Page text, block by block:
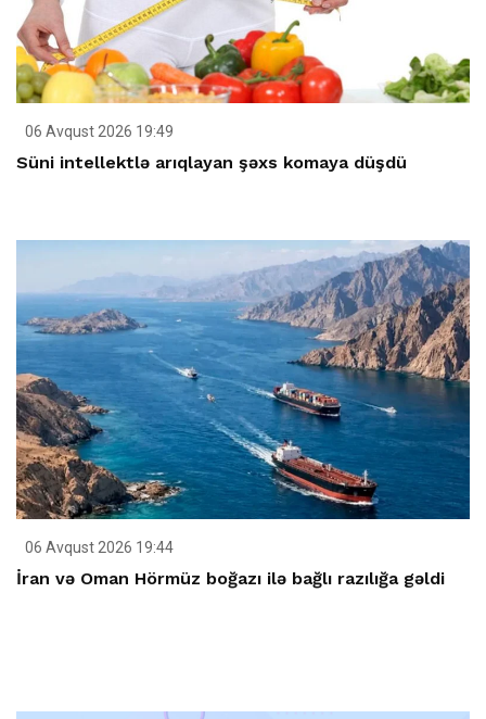
06 Avqust 2026 19:49
Süni intellektlə arıqlayan şəxs komaya düşdü
06 Avqust 2026 19:44
İran və Oman Hörmüz boğazı ilə bağlı razılığa gəldi